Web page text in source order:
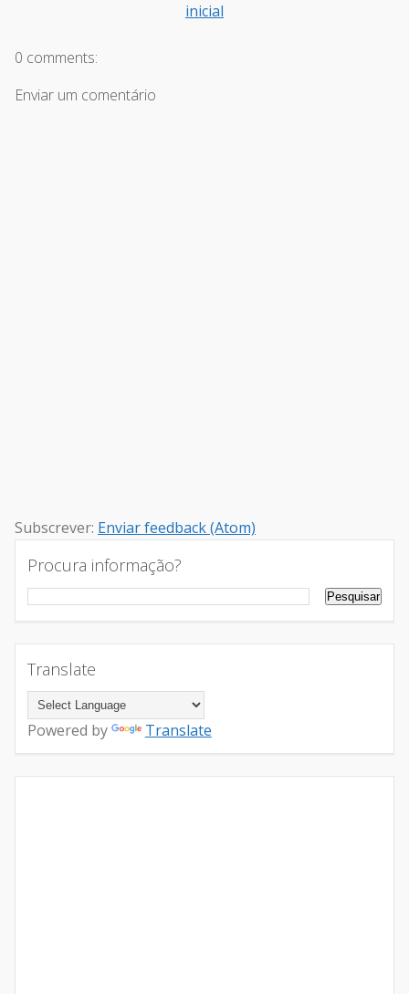
inicial
0 comments:
Enviar um comentário
Subscrever: Enviar feedback (Atom)
Procura informação?
Translate
Powered by Translate